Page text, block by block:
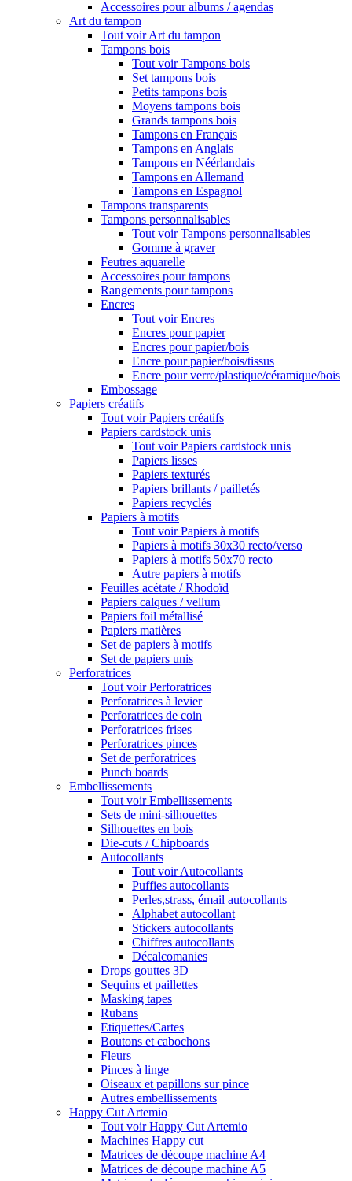
Accessoires pour albums / agendas
Art du tampon
Tout voir Art du tampon
Tampons bois
Tout voir Tampons bois
Set tampons bois
Petits tampons bois
Moyens tampons bois
Grands tampons bois
Tampons en Français
Tampons en Anglais
Tampons en Néérlandais
Tampons en Allemand
Tampons en Espagnol
Tampons transparents
Tampons personnalisables
Tout voir Tampons personnalisables
Gomme à graver
Feutres aquarelle
Accessoires pour tampons
Rangements pour tampons
Encres
Tout voir Encres
Encres pour papier
Encres pour papier/bois
Encre pour papier/bois/tissus
Encre pour verre/plastique/céramique/bois
Embossage
Papiers créatifs
Tout voir Papiers créatifs
Papiers cardstock unis
Tout voir Papiers cardstock unis
Papiers lisses
Papiers texturés
Papiers brillants / pailletés
Papiers recyclés
Papiers à motifs
Tout voir Papiers à motifs
Papiers à motifs 30x30 recto/verso
Papiers à motifs 50x70 recto
Autre papiers à motifs
Feuilles acétate / Rhodoïd
Papiers calques / vellum
Papiers foil métallisé
Papiers matières
Set de papiers à motifs
Set de papiers unis
Perforatrices
Tout voir Perforatrices
Perforatrices à levier
Perforatrices de coin
Perforatrices frises
Perforatrices pinces
Set de perforatrices
Punch boards
Embellissements
Tout voir Embellissements
Sets de mini-silhouettes
Silhouettes en bois
Die-cuts / Chipboards
Autocollants
Tout voir Autocollants
Puffies autocollants
Perles,strass, émail autocollants
Alphabet autocollant
Stickers autocollants
Chiffres autocollants
Décalcomanies
Drops gouttes 3D
Sequins et paillettes
Masking tapes
Rubans
Etiquettes/Cartes
Boutons et cabochons
Fleurs
Pinces à linge
Oiseaux et papillons sur pince
Autres embellissements
Happy Cut Artemio
Tout voir Happy Cut Artemio
Machines Happy cut
Matrices de découpe machine A4
Matrices de découpe machine A5